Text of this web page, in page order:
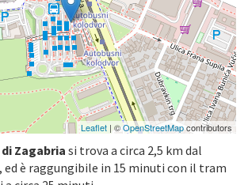
Leaflet | ©OpenStreetMapcontributors
Zagabria si trova a circa 2,5 km dal
è raggungibile in 15 minuti con il tram